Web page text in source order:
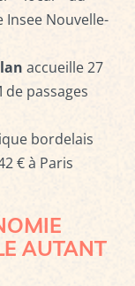
Insee Nouvelle-
accueille 27
passages
bordelais
€ à Paris
AUTANT